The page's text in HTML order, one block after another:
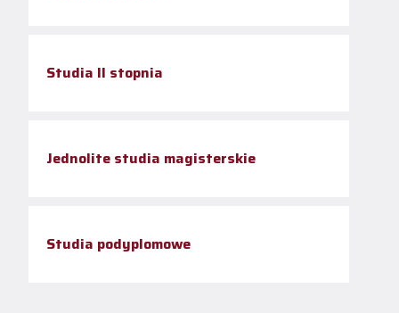
Studia II stopnia
Jednolite studia magisterskie
Studia podyplomowe